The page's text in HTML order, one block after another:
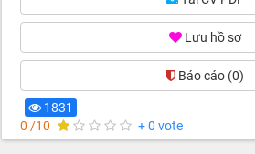
Lưu hồ sơ
Báo cáo (0)
1831
0 /10
+ 0 vote